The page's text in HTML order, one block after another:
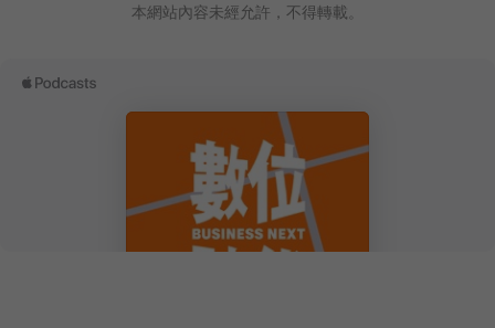
本網站內容未經允許，不得轉載。